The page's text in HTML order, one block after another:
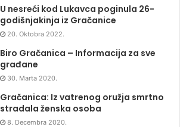
U nesreći kod Lukavca poginula 26-
godišnjakinja iz Gračanice
20. Oktobra 2022.
Biro Gračanica – Informacija za sve
građane
30. Marta 2020.
Gračanica: Iz vatrenog oružja smrtno
stradala ženska osoba
8. Decembra 2020.